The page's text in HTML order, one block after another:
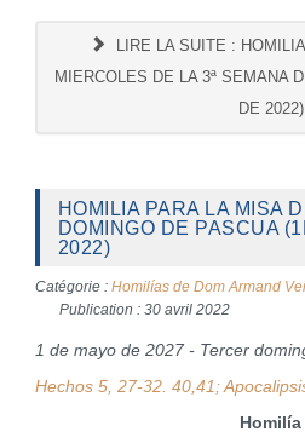
LIRE LA SUITE :
MIERCOLES DE LA 3ª SEMANA
DE 2022)
HOMILIA PARA LA MISA
DOMINGO DE PASCUA
2022)
Catégorie : Homilías de Dom Armand
Publication : 30 avril 2022
1 de mayo de 2027 - Tercer
Hechos 5, 27-32. 40,41;
Homilía